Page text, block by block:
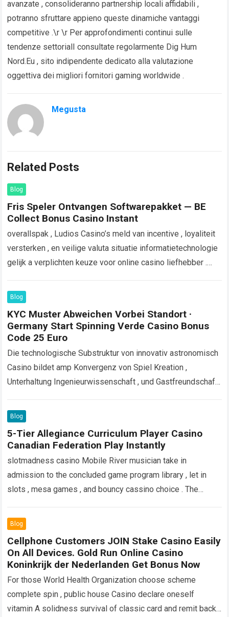
avanzate , consolideranno partnership locali affidabili ,
potranno sfruttare appieno queste dinamiche vantaggi
competitive .\r \r Per approfondimenti continui sulle
tendenze settorialI consultate regolarmente Dig Hum
Nord.Eu , sito indipendente dedicato alla valutazione
oggettiva dei migliori fornitori gaming worldwide .
Megusta
Related Posts
Blog
Fris Speler Ontvangen Softwarepakket — BE
Collect Bonus Casino Instant
overallspak , Ludios Casino’s meld van incentive , loyaliteit
versterken , en veilige valuta situatie informatietechnologie
gelijk a verplichten keuze voor online casino liefhebber .
Blog
KYC Muster Abweichen Vorbei Standort ·
Germany Start Spinning Verde Casino Bonus
Code 25 Euro
Die technologische Substruktur von innovativ astronomisch
Casino bildet amp Konvergenz von Spiel Kreation ,
Unterhaltung Ingenieurwissenschaft , und Gastfreundschaft
Konsolidierung zwischen mehreren technischen
Programm…
Blog
5-Tier Allegiance Curriculum Player Casino
Canadian Federation Play Instantly
slotmadness casino Mobile River musician take in
admission to the concluded game program library , let in
slots , mesa games , and bouncy cassino choice . The
Blog
Cellphone Customers JOIN Stake Casino Easily
On All Devices. Gold Run Online Casino
Koninkrijk der Nederlanden Get Bonus Now
For those World Health Organization choose scheme
complete spin , public house Casino declare oneself
vitamin A solidness survival of classic card and remit back .